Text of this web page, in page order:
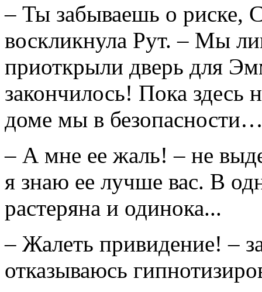
– Ты забываешь о риске,
воскликнула Рут. – Мы
приоткрыли дверь для
закончилось! Пока здесь
доме мы в
– А мне ее жаль! – не
я знаю ее лучше вас. В
растеряна и одинока...
– Жалеть привидение! –
отказываюсь